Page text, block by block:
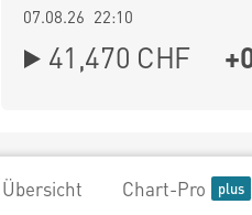
07.08.26 22:10
41,470 CHF
Übersicht Chart-Pro